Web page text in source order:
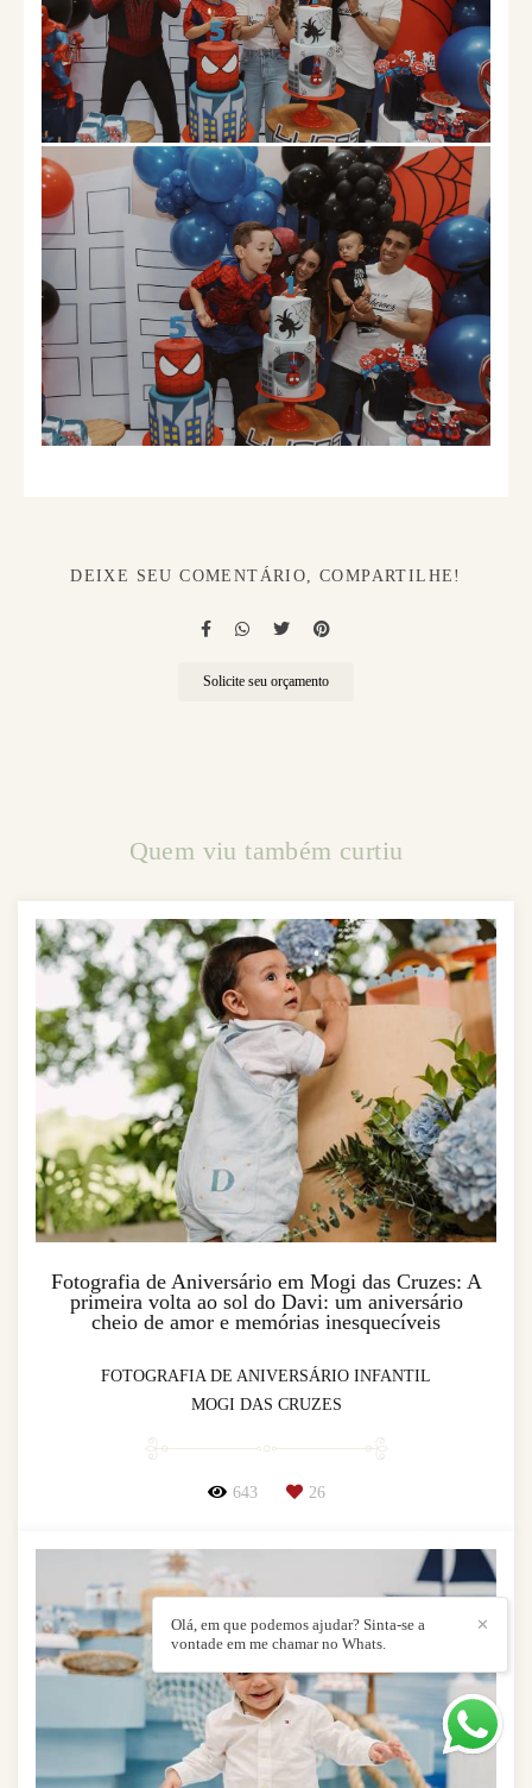
DEIXE SEU COMENTÁRIO, COMPARTILHE!
Solicite seu orçamento
Quem viu também curtiu
Fotografia de Aniversário em Mogi das Cruzes: A
primeira volta ao sol do Davi: um aniversário
cheio de amor e memórias inesquecíveis
FOTOGRAFIA DE ANIVERSÁRIO INFANTIL
MOGI DAS CRUZES
643 26
✕
Olá, em que podemos ajudar? Sinta-se a
vontade em me chamar no Whats.